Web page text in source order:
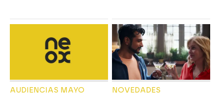
AUDIENCIAS MAYO NOVEDADES